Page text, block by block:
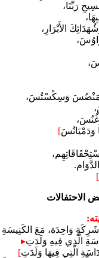
رَبِّنَا،
الأَبْرَارِ،
وَسِكْسْتُسَ،
وَدَمْيَانُسَ]
]
الاحتفالات
وَاحِدَة، مَعَ الكَنِيسَةِ
الَّذِي فِيهِ وَلَدَتِ▸
الّتِي فِيهَا وَلَدَتِ]